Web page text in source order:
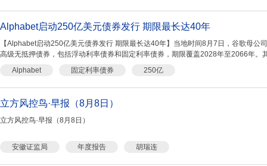
Alphabet启动250亿美元债券发行 期限最长达40年
【Alphabet启动250亿美元债券发行 期限最长达40年】当地时间8月7日，谷歌母公
高级无抵押债券，包括浮动利率债券和固定利率债券，期限覆盖2028年至2066年。
Alphabet
固定利率债券 250亿
立方风控鸟·早报（8月8日）
立方风控鸟·早报（8月8日）
安徽证监局 年度报告 胡瑞连